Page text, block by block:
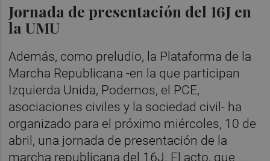
Jornada de presentación del 16J en
la UMU
Además, como preludio, la Plataforma de la
Marcha Republicana -en la que participan
Izquierda Unida, Podemos, el PCE,
asociaciones civiles y la sociedad civil- ha
organizado para el próximo miércoles, 10 de
abril, una jornada de presentación de la
marcha republicana del 16J. El acto, que